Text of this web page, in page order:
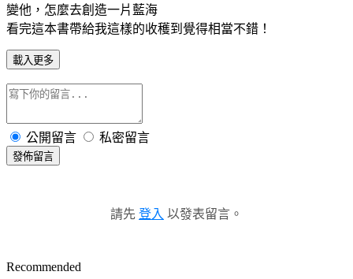
變他，怎麼去創造一片藍海
看完這本書帶給我這樣的收穫到覺得相當不錯！
載入更多
公開留言 私密留言
發佈留言
請先 登入 以發表留言。
Recommended